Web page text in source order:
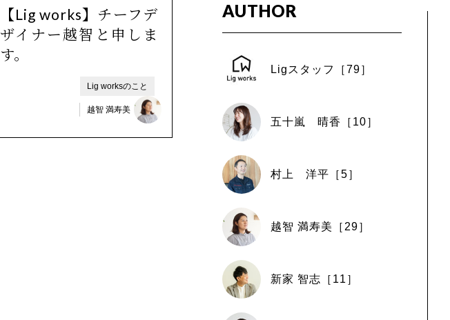
【Lig works】チーフデ
ザイナー越智と申しま
す。
Lig worksのこと
越智 満寿美
AUTHOR
Ligスタッフ［79］
五十嵐 晴香［10］
村上 洋平［5］
越智 満寿美［29］
新家 智志［11］